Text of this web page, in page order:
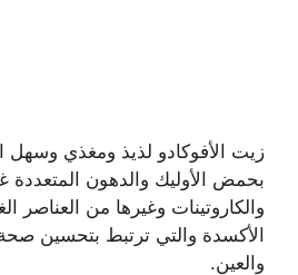
زيت الأفوكادو لذيذ ومغذي وسهل
بحمض الأوليك والدهون المتعددة
والكاروتينات وغيرها من العناصر
الأكسدة والتي ترتبط بتحسين
والعين.